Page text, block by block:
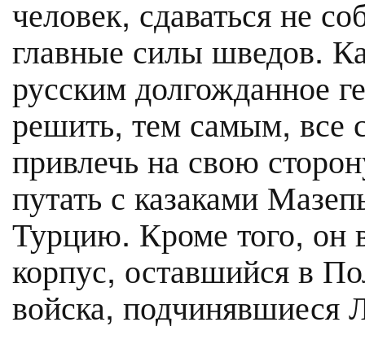
человек, сдаваться не
главные силы шведов.
русским долгожданное
решить, тем самым, все
привлечь на свою
путать с казаками
Турцию. Кроме того, он
корпус, оставшийся в
войска, подчинявшиеся